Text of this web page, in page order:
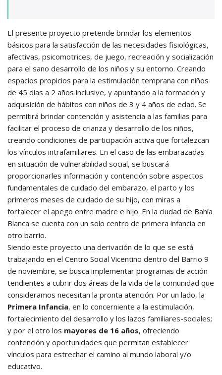
El presente proyecto pretende brindar los elementos
básicos para la satisfacción de las necesidades fisiológicas,
afectivas, psicomotrices, de juego, recreación y socialización
para el sano desarrollo de los niños y su entorno. Creando
espacios propicios para la estimulación temprana con niños
de 45 días a 2 años inclusive, y apuntando a la formación y
adquisición de hábitos con niños de 3 y 4 años de edad. Se
permitirá brindar contención y asistencia a las familias para
facilitar el proceso de crianza y desarrollo de los niños,
creando condiciones de participación activa que fortalezcan
los vínculos intrafamiliares. En el caso de las embarazadas
en situación de vulnerabilidad social, se buscará
proporcionarles información y contención sobre aspectos
fundamentales de cuidado del embarazo, el parto y los
primeros meses de cuidado de su hijo, con miras a
fortalecer el apego entre madre e hijo. En la ciudad de Bahía
Blanca se cuenta con un solo centro de primera infancia en
otro barrio.
Siendo este proyecto una derivación de lo que se está
trabajando en el Centro Social Vicentino dentro del Barrio 9
de noviembre, se busca implementar programas de acción
tendientes a cubrir dos áreas de la vida de la comunidad que
consideramos necesitan la pronta atención. Por un lado, la
Primera Infancia, en lo concerniente a la estimulación,
fortalecimiento del desarrollo y los lazos familiares-sociales;
y por el otro los mayores de 16 años, ofreciendo
contención y oportunidades que permitan establecer
vínculos para estrechar el camino al mundo laboral y/o
educativo.